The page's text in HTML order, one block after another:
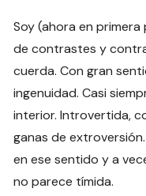
Soy (ahora en
de contrastes y
cuerda. Con gran
ingenuidad. Casi
interior. Introvertida,
ganas de
en ese sentido y a
no parece tímida.